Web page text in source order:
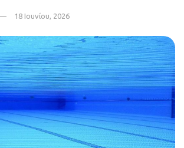
18 Ιουνίου, 2026